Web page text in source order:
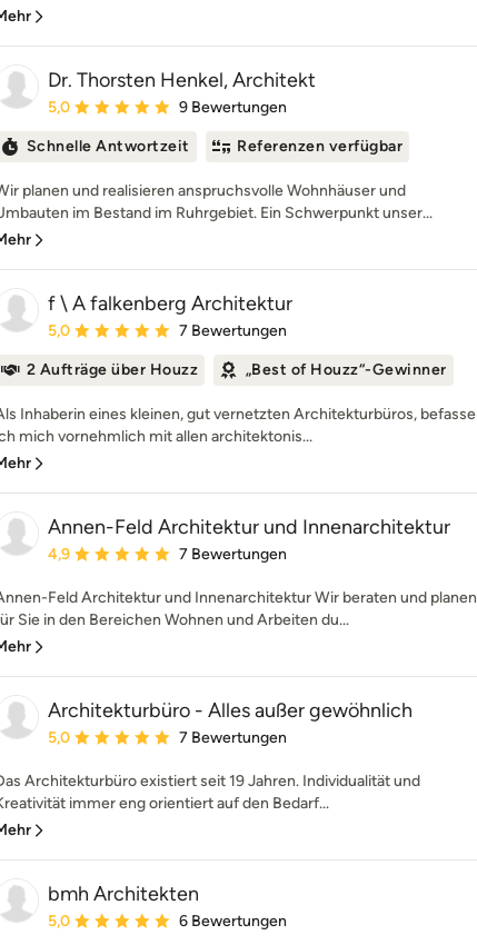
Dr. Thorsten Henkel, Architekt
Durchschnittliche Bewertung: 5 von 5 Sternen
5,0 9 Bewertungen
Schnelle Antwortzeit Referenzen verfügbar
planen und realisieren anspruchsvolle Wohnhäuser und
im Bestand im Ruhrgebiet. Ein Schwerpunkt unser...
f \ A falkenberg Architektur
Durchschnittliche Bewertung: 5 von 5 Sternen
5,0 7 Bewertungen
2 Aufträge über Houzz „Best of Houzz“-Gewinner
Inhaberin eines kleinen, gut vernetzten Architekturbüros, befasse
mich vornehmlich mit allen architektonis...
Annen-Feld Architektur und Innenarchitektur
Durchschnittliche Bewertung: 4.9 von 5 Sternen
4,9 7 Bewertungen
Feld Architektur und Innenarchitektur Wir beraten und planen
Sie in den Bereichen Wohnen und Arbeiten du...
Architekturbüro - Alles außer gewöhnlich
Durchschnittliche Bewertung: 5 von 5 Sternen
5,0 7 Bewertungen
Architekturbüro existiert seit 19 Jahren. Individualität und
immer eng orientiert auf den Bedarf...
bmh Architekten
Durchschnittliche Bewertung: 5 von 5 Sternen
5,0 6 Bewertungen